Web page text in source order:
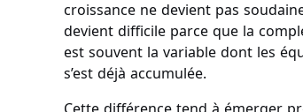
croissance ne devient pas
devient difficile parce que la
est souvent la variable dont les
s’est déjà accumulée.